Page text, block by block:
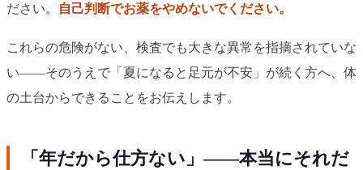
ださい。
自己判断でお薬をやめないでください。
これらの危険がない、検査でも大きな異常を指摘されていな
い——そのうえで「夏になると足元が不安」が続く方へ、体
の土台からできることをお伝えします。
「年だから仕方ない」——本当にそれだ